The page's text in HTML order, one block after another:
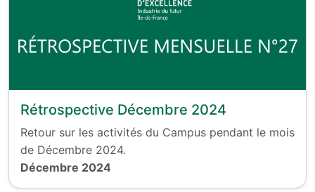
Rétrospective Décembre 2024
Retour sur les activités du Campus pendant le mois
de Décembre 2024.
Décembre 2024